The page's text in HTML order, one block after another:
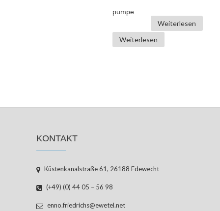
pumpe
Weiterlesen
Weiterlesen
KONTAKT
Küstenkanalstraße 61, 26188 Edewecht
(+49) (0) 44 05 – 56 98
enno.friedrichs@ewetel.net